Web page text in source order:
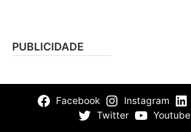
PUBLICIDADE
Facebook Instagram
Twitter
Youtube